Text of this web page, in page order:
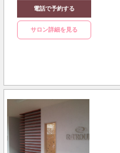
電話で予約する
サロン詳細を見る